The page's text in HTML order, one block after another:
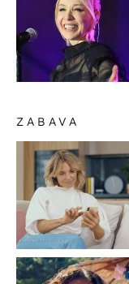
ZABAVA